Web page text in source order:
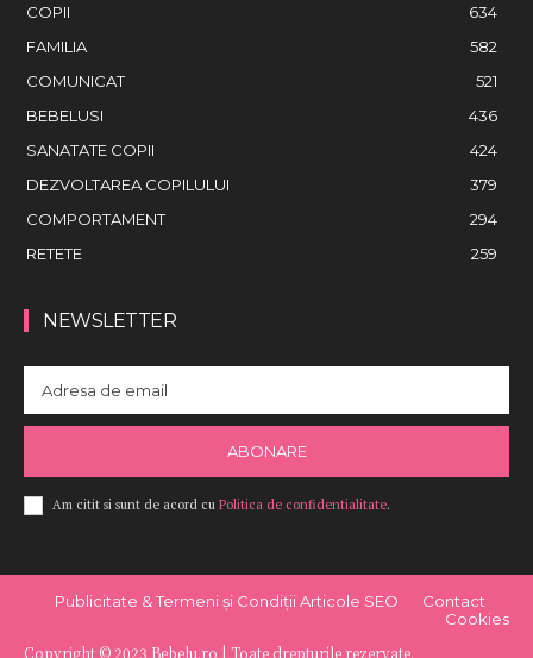
COPII
634
FAMILIA
582
COMUNICAT
521
BEBELUSI
436
SANATATE COPII
424
DEZVOLTAREA COPILULUI
379
COMPORTAMENT
294
RETETE
259
NEWSLETTER
ABONARE
Am citit si sunt de acord cu Politica de confidentialitate.
Copyright © 2023 Bebelu.ro | Toate drepturile rezervate.
Publicitate & Termeni și Condiții Articole SEO
Contact
Cookies